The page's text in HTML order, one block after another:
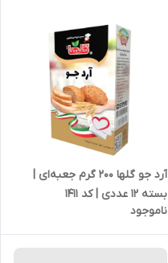
آرد جو گلها 200 گرم جعبه‌ای |
بسته 12 عددی | کد 1411
ناموجود